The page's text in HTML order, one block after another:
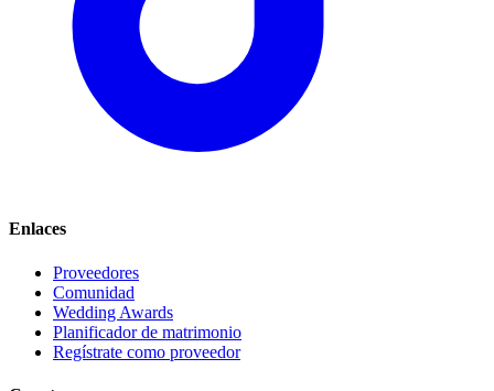
Enlaces
Proveedores
Comunidad
Wedding Awards
Planificador de matrimonio
Regístrate como proveedor